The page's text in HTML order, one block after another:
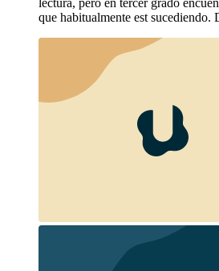
que habitualmente est sucediendo.